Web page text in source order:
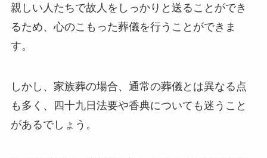
親しい人たちで故人をしっかりと送ることができ
るため、心のこもった葬儀を行うことができま
す。
しかし、家族葬の場合、通常の葬儀とは異なる点
も多く、四十九日法要や香典についても迷うこと
があるでしょう。